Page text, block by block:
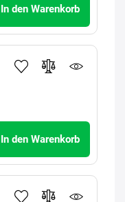
In den Warenkorb
In den Warenkorb